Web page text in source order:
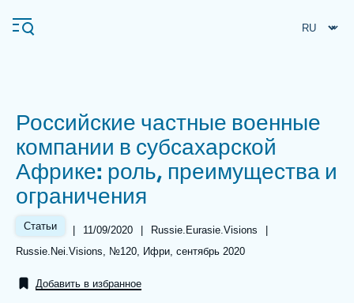
основному
principale
Ifri
Анализы
События
Об Ифри Частые поиски
Российские частные военные
компании в субсахарской
Африке: роль, преимущества и
ограничения
Статьи |
Date
de
11/09/2020 |
Référence
taxonomie
collections
Russie.Eurasie.Visions
|
Références
Russie.Nei.Visions, №120, Ифри, сентябрь 2020
Добавить в избранное